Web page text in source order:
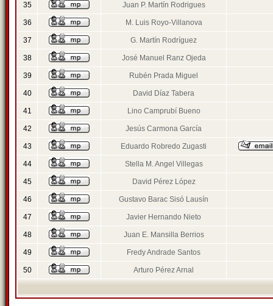
35 Juan P. Martín Rodrigues
36 M. Luis Royo-Villanova
37 G. Martín Rodríguez
38 José Manuel Ranz Ojeda
39 Rubén Prada Miguel
40 David Díaz Tabera
41 Lino Camprubí Bueno
42 Jesús Carmona García
43 Eduardo Robredo Zugasti
44 Stella M. Angel Villegas
45 David Pérez López
46 Gustavo Barac Sisó Lausín
47 Javier Hernando Nieto
48 Juan E. Mansilla Berrios
49 Fredy Andrade Santos
50 Arturo Pérez Arnal